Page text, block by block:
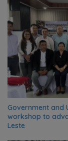
Government and
workshop to
Leste